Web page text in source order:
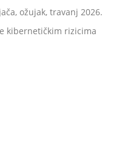
ožujak, travanj 2026.
kibernetičkim rizicima